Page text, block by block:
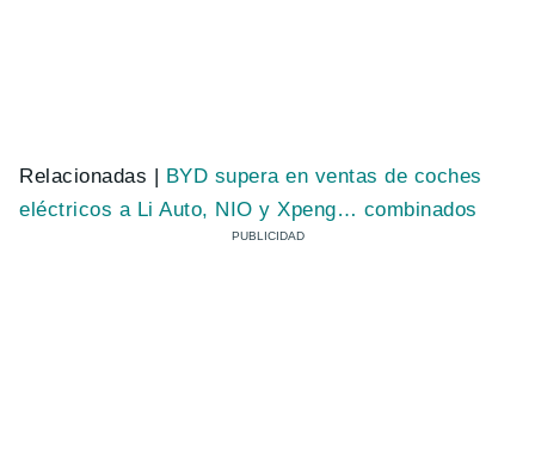
Relacionadas |
BYD supera en ventas de coches
eléctricos a Li Auto, NIO y Xpeng… combinados